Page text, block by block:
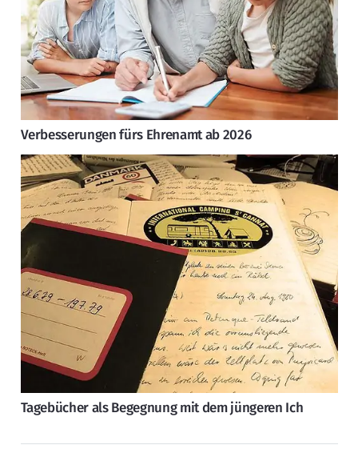
Verbesserungen fürs Ehrenamt ab 2026
Tagebücher als Begegnung mit dem jüngeren Ich